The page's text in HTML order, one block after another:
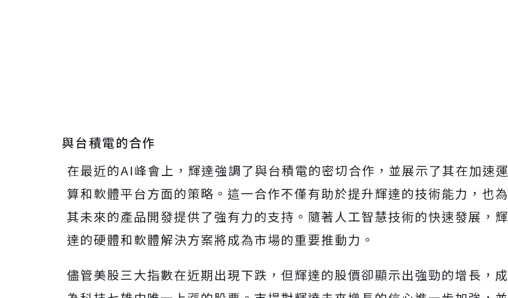
與台積電的合作
在最近的AI峰會上，輝達強調了與台積電的密切合作，並展示了其在加速運
算和軟體平台方面的策略。這一合作不僅有助於提升輝達的技術能力，也為
其未來的產品開發提供了強有力的支持。隨著人工智慧技術的快速發展，輝
達的硬體和軟體解決方案將成為市場的重要推動力。
儘管美股三大指數在近期出現下跌，但輝達的股價卻顯示出強勁的增長，成